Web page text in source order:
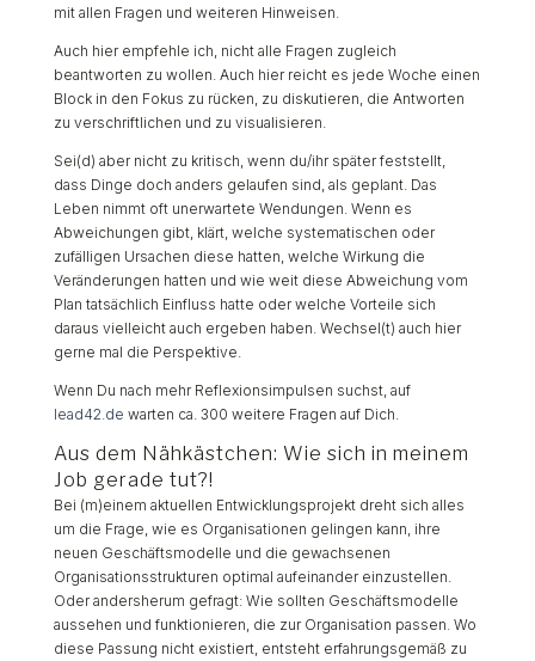
mit allen Fragen und weiteren Hinweisen.
Auch hier empfehle ich, nicht alle Fragen zugleich
beantworten zu wollen. Auch hier reicht es jede Woche einen
Block in den Fokus zu rücken, zu diskutieren, die Antworten
zu verschriftlichen und zu visualisieren.
Sei(d) aber nicht zu kritisch, wenn du/ihr später feststellt,
dass Dinge doch anders gelaufen sind, als geplant. Das
Leben nimmt oft unerwartete Wendungen. Wenn es
Abweichungen gibt, klärt, welche systematischen oder
zufälligen Ursachen diese hatten, welche Wirkung die
Veränderungen hatten und wie weit diese Abweichung vom
Plan tatsächlich Einfluss hatte oder welche Vorteile sich
daraus vielleicht auch ergeben haben. Wechsel(t) auch hier
gerne mal die Perspektive.
Wenn Du nach mehr Reflexionsimpulsen suchst, auf
lead42.de warten ca. 300 weitere Fragen auf Dich.
Aus dem Nähkästchen: Wie sich in meinem
Job gerade tut?!
Bei (m)einem aktuellen Entwicklungsprojekt dreht sich alles
um die Frage, wie es Organisationen gelingen kann, ihre
neuen Geschäftsmodelle und die gewachsenen
Organisationsstrukturen optimal aufeinander einzustellen.
Oder andersherum gefragt: Wie sollten Geschäftsmodelle
aussehen und funktionieren, die zur Organisation passen. Wo
diese Passung nicht existiert, entsteht erfahrungsgemäß zu